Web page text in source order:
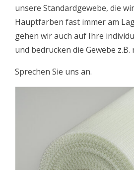
unsere Standardgewebe, die
Hauptfarben fast immer am
gehen wir auch auf Ihre
und bedrucken die Gewebe
Sprechen Sie uns an.